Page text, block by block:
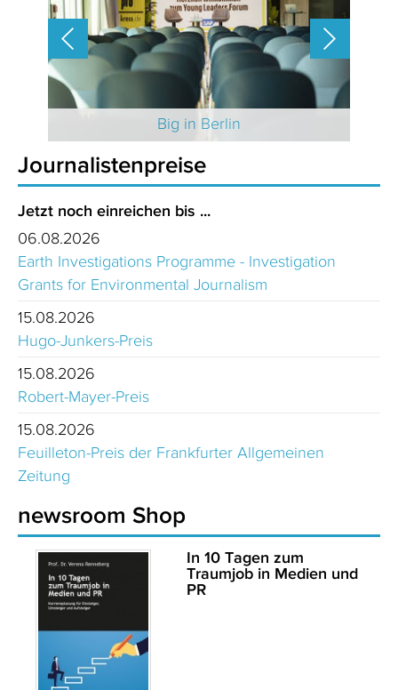
Big in Berlin
Journalistenpreise
Jetzt noch einreichen bis ...
06.08.2026
Earth Investigations Programme - Investigation
Grants for Environmental Journalism
15.08.2026
Hugo-Junkers-Preis
15.08.2026
Robert-Mayer-Preis
15.08.2026
Feuilleton-Preis der Frankfurter Allgemeinen
Zeitung
newsroom Shop
In 10 Tagen zum
Traumjob in Medien und
PR